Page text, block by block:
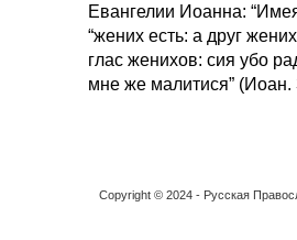
Евангелии Иоанна:
“жених есть: а друг
глас женихов: сия убо
мне же малитися” (Иоан.
Copyright © 2024 - Русская